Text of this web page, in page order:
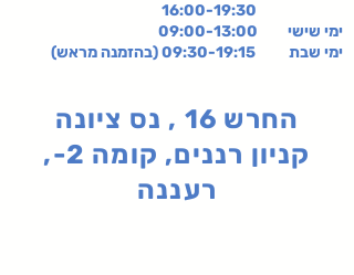
ימי שישי 09:00-13:00
ימי שבת 09:30-19:15 (בהזמנה מראש)
החרש 16 , נס ציונה
קניון רננים, קומה 2-,
רעננה